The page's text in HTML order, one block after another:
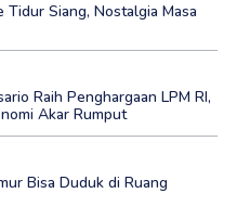
Siang, Nostalgia Masa
Raih Penghargaan LPM RI,
Akar Rumput
Bisa Duduk di Ruang